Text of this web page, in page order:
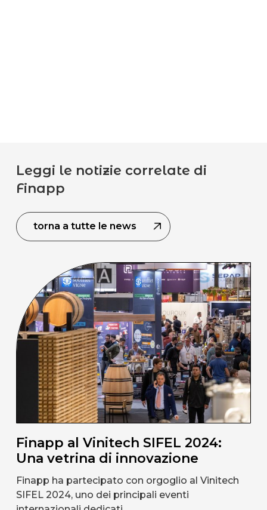
Leggi le notizie correlate di
Finapp
torna a tutte le news
Finapp al Vinitech SIFEL 2024:
Una vetrina di innovazione
Finapp ha partecipato con orgoglio al Vinitech
SIFEL 2024, uno dei principali eventi